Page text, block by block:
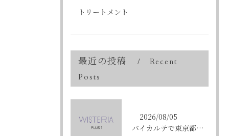
トリートメント
最近の投稿
Recent
Posts
2026/08/05
バイカルテで東京都中央区銀座のエイジングケア悩みを解決する方法と正規品選びのポイント